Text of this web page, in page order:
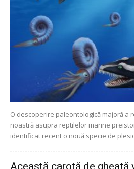
O descoperire paleontologică majoră a
noastră asupra reptilelor marine
identificat recent o nouă specie de
Această carotă de gheață